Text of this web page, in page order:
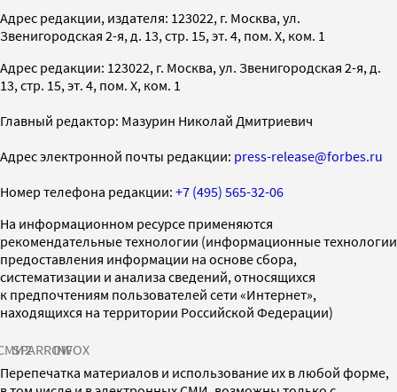
Адрес редакции, издателя: 123022, г. Москва, ул.
Звенигородская 2-я, д. 13, стр. 15, эт. 4, пом. X, ком. 1
Адрес редакции: 123022, г. Москва, ул. Звенигородская 2-я, д.
13, стр. 15, эт. 4, пом. X, ком. 1
Главный редактор: Мазурин Николай Дмитриевич
Адрес электронной почты редакции: press-release@forbes.ru
Номер телефона редакции: +7 (495) 565-32-06
На информационном ресурсе применяются
рекомендательные технологии (информационные технологии
предоставления информации на основе сбора,
систематизации и анализа сведений, относящихся
к предпочтениям пользователей сети «Интернет»,
находящихся на территории Российской Федерации)
SPARROWINFOX
Перепечатка материалов и использование их в любой форме,